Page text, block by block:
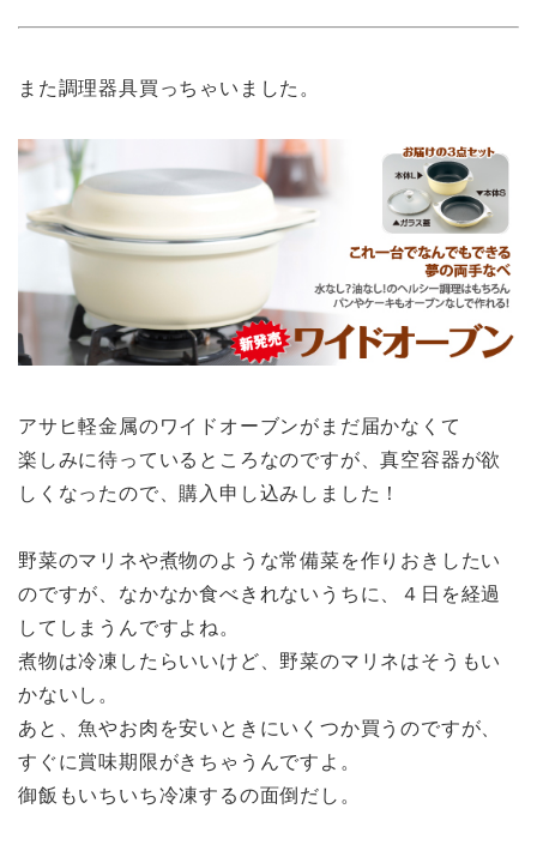
また調理器具買っちゃいました。
アサヒ軽金属のワイドオーブンがまだ届かなくて
楽しみに待っているところなのですが、真空容器が欲
しくなったので、購入申し込みしました！
野菜のマリネや煮物のような常備菜を作りおきしたい
のですが、なかなか食べきれないうちに、４日を経過
してしまうんですよね。
煮物は冷凍したらいいけど、野菜のマリネはそうもい
かないし。
あと、魚やお肉を安いときにいくつか買うのですが、
すぐに賞味期限がきちゃうんですよ。
御飯もいちいち冷凍するの面倒だし。